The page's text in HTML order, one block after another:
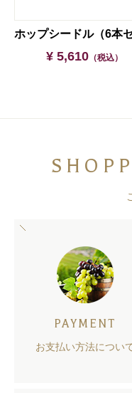
¥ 5,610 （税込）
PAYMENT
お支払い方法につい